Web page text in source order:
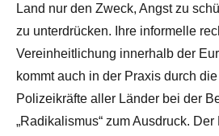
Land nur den Zweck, Angst zu
zu unterdrücken. Ihre informelle
Vereinheitlichung innerhalb der
kommt auch in der Praxis durch
Polizeikräfte aller Länder bei der
„Radikalismus“ zum Ausdruck.